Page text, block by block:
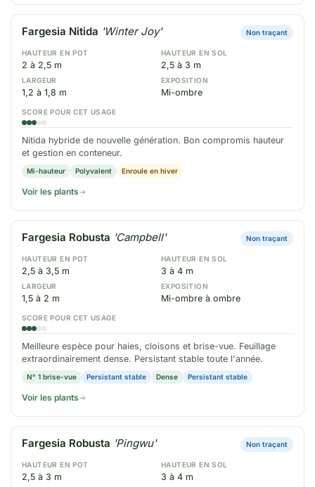
Fargesia Nitida 'Winter Joy' Non traçant
HAUTEUR EN POT
2 à 2,5 m
HAUTEUR EN SOL
2,5 à 3 m
LARGEUR
1,2 à 1,8 m
EXPOSITION
Mi-ombre
SCORE POUR CET USAGE
Nitida hybride de nouvelle génération. Bon compromis hauteur
et gestion en conteneur.
Mi-hauteur Polyvalent Enroule en hiver
Voir les plants
Fargesia Robusta 'Campbell' Non traçant
HAUTEUR EN POT
2,5 à 3,5 m
HAUTEUR EN SOL
3 à 4 m
LARGEUR
1,5 à 2 m
EXPOSITION
Mi-ombre à ombre
SCORE POUR CET USAGE
Meilleure espèce pour haies, cloisons et brise-vue. Feuillage
extraordinairement dense. Persistant stable toute l'année.
N° 1 brise-vue Persistant stable Dense Persistant stable
Voir les plants
Fargesia Robusta 'Pingwu' Non traçant
HAUTEUR EN POT
2,5 à 3 m
HAUTEUR EN SOL
3 à 4 m